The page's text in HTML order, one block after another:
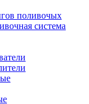
поливочых
система